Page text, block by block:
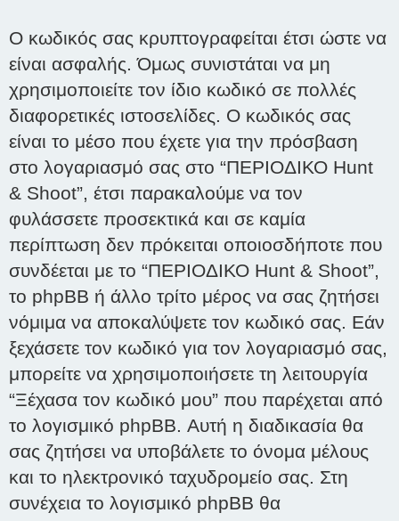
Ο κωδικός σας κρυπτογραφείται έτσι ώστε να
είναι ασφαλής. Όμως συνιστάται να μη
χρησιμοποιείτε τον ίδιο κωδικό σε πολλές
διαφορετικές ιστοσελίδες. Ο κωδικός σας
είναι το μέσο που έχετε για την πρόσβαση
στο λογαριασμό σας στο “ΠΕΡΙΟΔΙΚΟ Hunt
& Shoot”, έτσι παρακαλούμε να τον
φυλάσσετε προσεκτικά και σε καμία
περίπτωση δεν πρόκειται οποιοσδήποτε που
συνδέεται με το “ΠΕΡΙΟΔΙΚΟ Hunt & Shoot”,
το phpBB ή άλλο τρίτο μέρος να σας ζητήσει
νόμιμα να αποκαλύψετε τον κωδικό σας. Εάν
ξεχάσετε τον κωδικό για τον λογαριασμό σας,
μπορείτε να χρησιμοποιήσετε τη λειτουργία
“Ξέχασα τον κωδικό μου” που παρέχεται από
το λογισμικό phpBB. Αυτή η διαδικασία θα
σας ζητήσει να υποβάλετε το όνομα μέλους
και το ηλεκτρονικό ταχυδρομείο σας. Στη
συνέχεια το λογισμικό phpBB θα